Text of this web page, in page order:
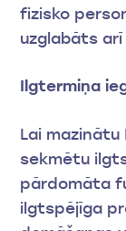
fizisko
uzglabāts
Ilgtermiņa
Lai mazinātu
sekmētu
pārdomāta
ilgtspējīga